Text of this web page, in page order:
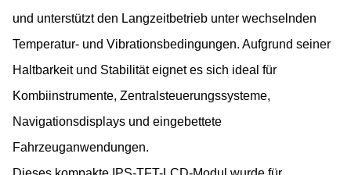
und unterstützt den Langzeitbetrieb unter wechselnden
Temperatur- und Vibrationsbedingungen. Aufgrund seiner
Haltbarkeit und Stabilität eignet es sich ideal für
Kombiinstrumente, Zentralsteuerungssysteme,
Navigationsdisplays und eingebettete
Fahrzeuganwendungen.